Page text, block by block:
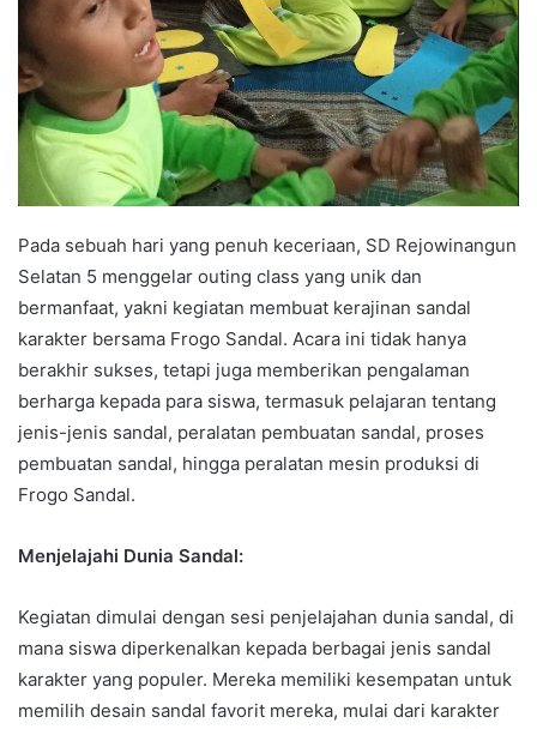
Pada sebuah hari yang penuh keceriaan, SD Rejowinangun
Selatan 5 menggelar outing class yang unik dan
bermanfaat, yakni kegiatan membuat kerajinan sandal
karakter bersama Frogo Sandal. Acara ini tidak hanya
berakhir sukses, tetapi juga memberikan pengalaman
berharga kepada para siswa, termasuk pelajaran tentang
jenis-jenis sandal, peralatan pembuatan sandal, proses
pembuatan sandal, hingga peralatan mesin produksi di
Frogo Sandal.
Menjelajahi Dunia Sandal:
Kegiatan dimulai dengan sesi penjelajahan dunia sandal, di
mana siswa diperkenalkan kepada berbagai jenis sandal
karakter yang populer. Mereka memiliki kesempatan untuk
memilih desain sandal favorit mereka, mulai dari karakter